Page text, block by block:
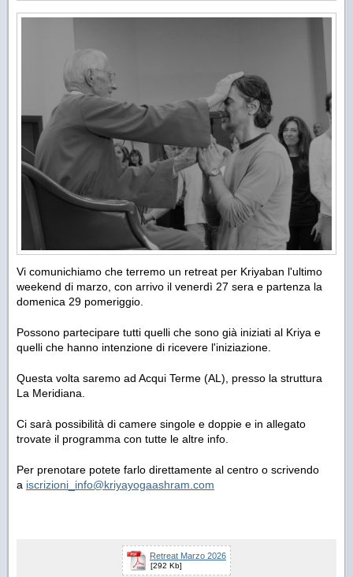
Vi comunichiamo che terremo un retreat per Kriyaban l'ultimo
weekend di marzo, con arrivo il venerdì 27 sera e partenza la
domenica 29 pomeriggio.
Possono partecipare tutti quelli che sono già iniziati al Kriya e
quelli che hanno intenzione di ricevere l'iniziazione.
Questa volta saremo ad Acqui Terme (AL), presso la struttura
La Meridiana.
Ci sarà possibilità di camere singole e doppie e in allegato
trovate il programma con tutte le altre info.
Per prenotare potete farlo direttamente al centro o scrivendo
a iscrizioni_info@kriyayogaashram.com
Retreat Marzo 2026
[292 Kb]